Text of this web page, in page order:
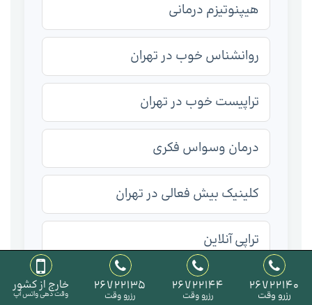
26722140
رزرو وقت
26722144
رزرو وقت
26722135
رزرو وقت
خارج از کشور
وقت دهی واتس آپ
هیپنوتیزم درمانی
روانشناس خوب در تهران
تراپیست خوب در تهران
درمان وسواس فکری
کلینیک بیش فعالی در تهران
تراپی آنلاین
تراپیست آنلاین